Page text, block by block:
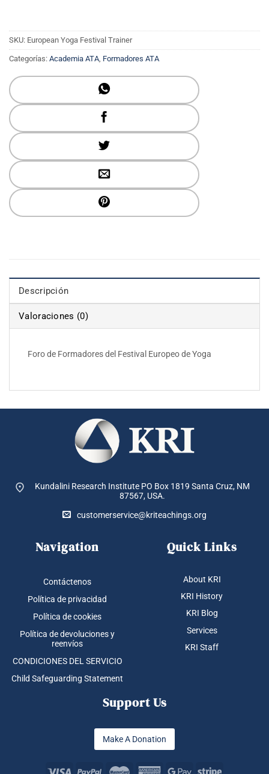
SKU: European Yoga Festival Trainer
Categorías: Academia ATA Formadores ATA
Descripción
Valoraciones (0)
Foro de Formadores del Festival Europeo de Yoga
Kundalini Research Institute PO Box 1819 Santa Cruz, NM
87567, USA.
customerservice@kriteachings.org
Navigation
Contáctenos
Política de privacidad
Política de cookies
Política de devoluciones y
reenvíos
CONDICIONES DEL SERVICIO
Child Safeguarding Statement
Quick Links
About KRI
KRI History
KRI Blog
Services
KRI Staff
Support Us
Make A Donation